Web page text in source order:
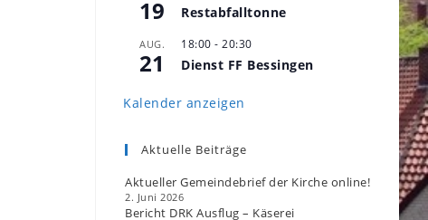
19 Restabfalltonne
AUG.
21
18:00 - 20:30
Dienst FF Bessingen
Kalender anzeigen
Aktuelle Beiträge
Aktueller Gemeindebrief der Kirche online!
2. Juni 2026
Bericht DRK Ausflug – Käserei